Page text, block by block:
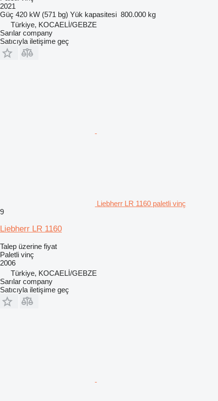
2021
Güç 420 kW (571 bg) Yük kapasitesi 800.000 kg
Türkiye, KOCAELİ/GEBZE
Sarılar company
Satıcıyla iletişime geç
Liebherr LR 1160 paletli vinç
9
Liebherr LR 1160
Talep üzerine fiyat
Paletli vinç
2006
Türkiye, KOCAELİ/GEBZE
Sarılar company
Satıcıyla iletişime geç